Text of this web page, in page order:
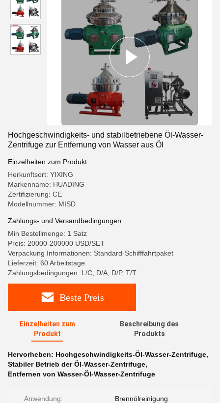
Hochgeschwindigkeits- und stabilbetriebene Öl-Wasser-
Zentrifuge zur Entfernung von Wasser aus Öl
Einzelheiten zum Produkt
Herkunftsort: YIXING
Markenname: HUADING
Zertifizierung: CE
Modellnummer: MISD
Zahlungs- und Versandbedingungen
Min Bestellmenge: 1 Satz
Preis: 20000-200000 USD/SET
Verpackung Informationen: Standard-Schifffahrtpaket
Lieferzeit: 60 Arbeitstage
Zahlungsbedingungen: L/C, D/A, D/P, T/T
Beste Preis
Einzelheiten zum
Produkt
Beschreibung des
Produkts
Hervorheben: Hochgeschwindigkeits-Öl-Wasser-Zentrifuge,
Stabiler Betrieb der Öl-Wasser-Zentrifuge,
Entfernen von Wasser-Öl-Wasser-Zentrifuge
Anwendung: Brennölreinigung